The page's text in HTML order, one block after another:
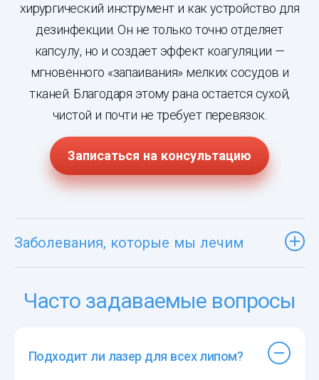
хирургический инструмент и как устройство для
дезинфекции. Он не только точно отделяет
капсулу, но и создает эффект коагуляции —
мгновенного «запаивания» мелких сосудов и
тканей. Благодаря этому рана остается сухой,
чистой и почти не требует перевязок.
Записаться на консультацию
Заболевания, которые мы лечим
Часто задаваемые вопросы
Подходит ли лазер для всех липом?